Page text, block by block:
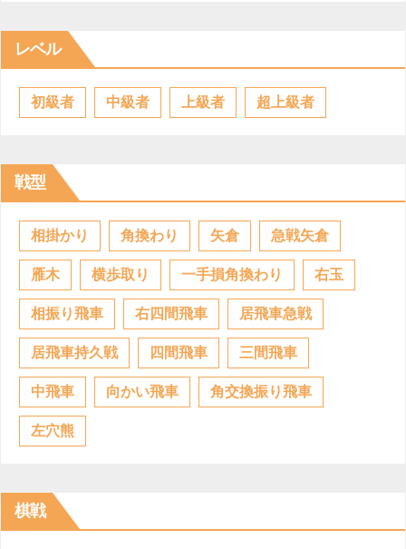
レベル
初級者 中級者 上級者 超上級者
戦型
相掛かり 角換わり 矢倉 急戦矢倉
雁木 横歩取り 一手損角換わり 右玉
相振り飛車 右四間飛車 居飛車急戦
居飛車持久戦 四間飛車 三間飛車
中飛車 向かい飛車 角交換振り飛車
左穴熊
棋戦